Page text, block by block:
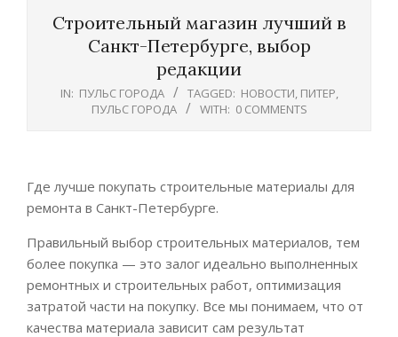
Строительный магазин лучший в
Санкт-Петербурге, выбор
редакции
IN: ПУЛЬС ГОРОДА TAGGED: НОВОСТИ, ПИТЕР,
ПУЛЬС ГОРОДА
WITH: 0 COMMENTS
Где лучше покупать строительные материалы для
ремонта в Санкт-Петербурге.
Правильный выбор строительных материалов, тем
более покупка — это залог идеально выполненных
ремонтных и строительных работ, оптимизация
затратой части на покупку. Все мы понимаем, что от
качества материала зависит сам результат